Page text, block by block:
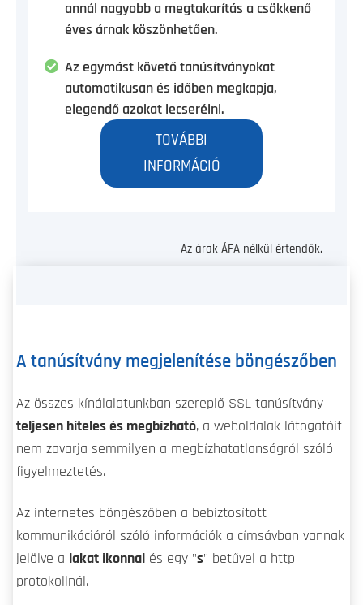
annál nagyobb a megtakarítás a csökkenő
éves árnak köszönhetően.
Az egymást követő tanúsítványokat
automatikusan és időben megkapja,
elegendő azokat lecserélni.
TOVÁBBI
INFORMÁCIÓ
Az árak ÁFA nélkül értendők.
A tanúsítvány megjelenítése böngészőben
Az összes kínálalatunkban szereplő SSL tanúsítvány
teljesen hiteles és megbízható, a weboldalak látogatóit
nem zavarja semmilyen a megbízhatatlanságról szóló
figyelmeztetés.
Az internetes böngészőben a bebiztosított
kommunikációról szóló információk a címsávban vannak
jelölve a lakat ikonnal és egy "s" betűvel a http
protokollnál.